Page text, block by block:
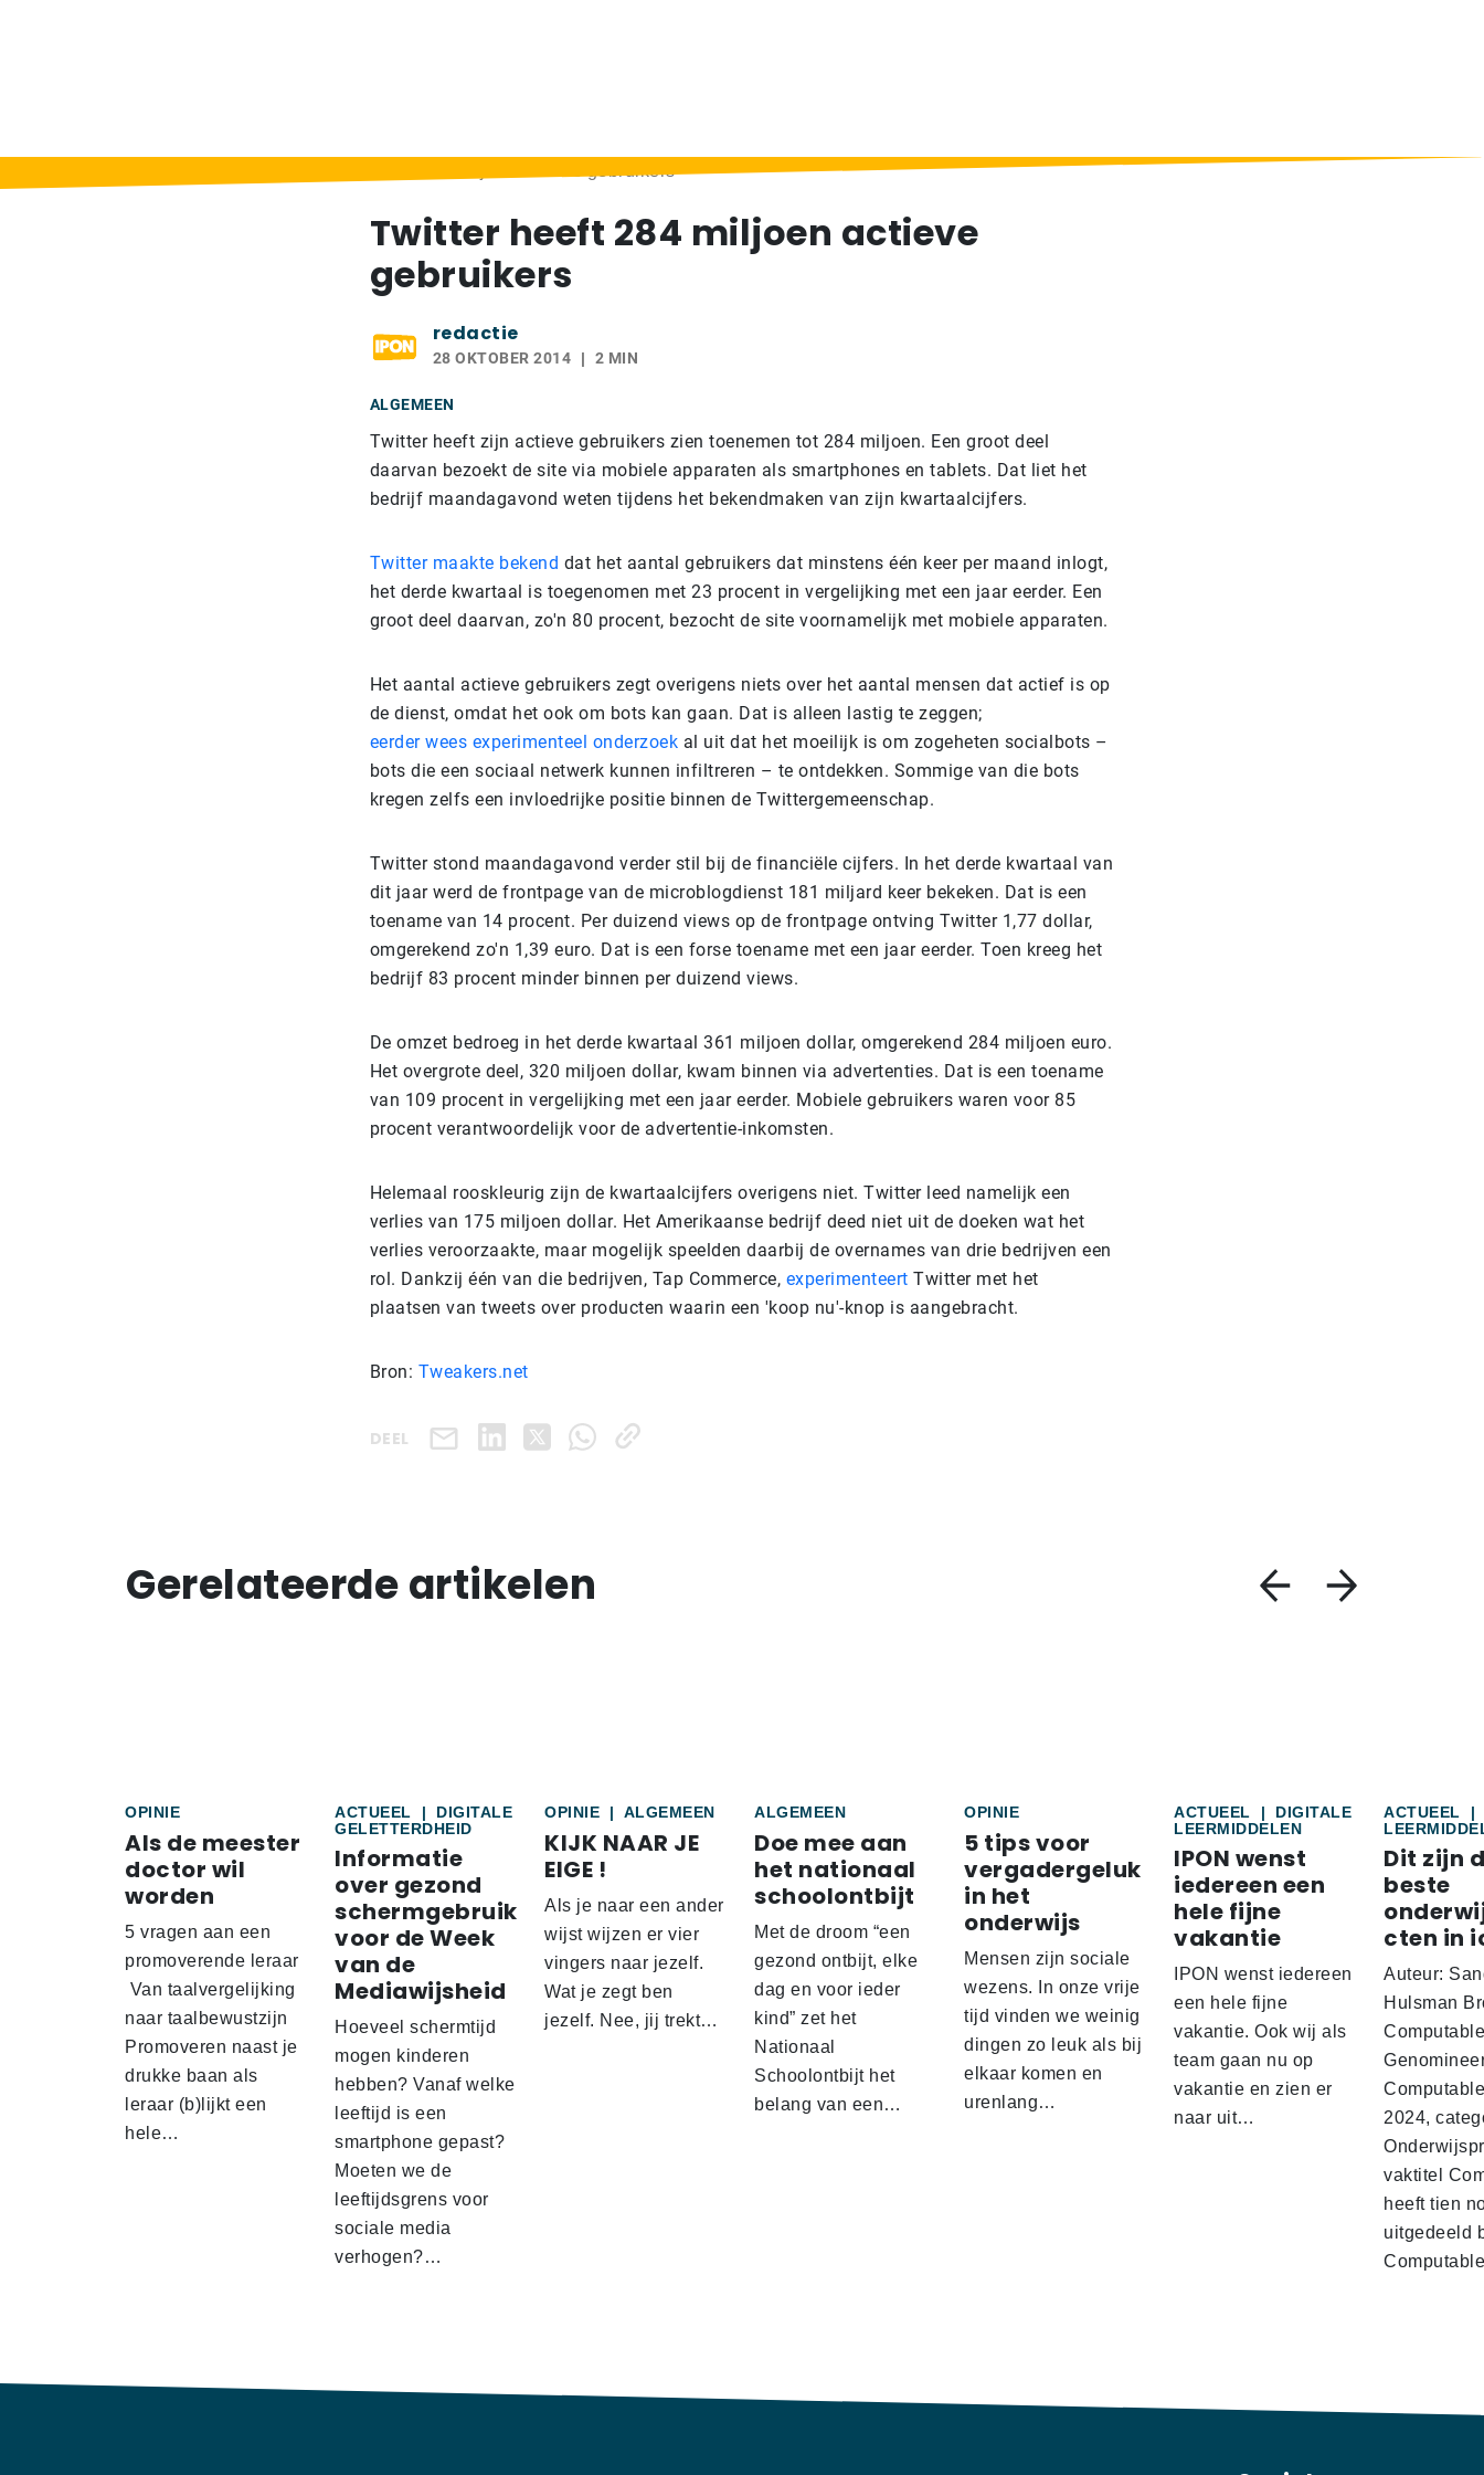
Twitter heeft 284 miljoen actieve gebruikers
Twitter heeft 284 miljoen actieve
gebruikers
redactie
28 OKTOBER 2014 2 MIN
ALGEMEEN
Twitter heeft zijn actieve gebruikers zien toenemen tot 284 miljoen. Een groot deel
daarvan bezoekt de site via mobiele apparaten als smartphones en tablets. Dat liet het
bedrijf maandagavond weten tijdens het bekendmaken van zijn kwartaalcijfers.
Twitter maakte bekend dat het aantal gebruikers dat minstens één keer per maand inlogt,
het derde kwartaal is toegenomen met 23 procent in vergelijking met een jaar eerder. Een
groot deel daarvan, zo'n 80 procent, bezocht de site voornamelijk met mobiele apparaten.
Het aantal actieve gebruikers zegt overigens niets over het aantal mensen dat actief is op
de dienst, omdat het ook om bots kan gaan. Dat is alleen lastig te zeggen;
eerder wees experimenteel onderzoek al uit dat het moeilijk is om zogeheten socialbots –
bots die een sociaal netwerk kunnen infiltreren – te ontdekken. Sommige van die bots
kregen zelfs een invloedrijke positie binnen de Twittergemeenschap.
Twitter stond maandagavond verder stil bij de financiële cijfers. In het derde kwartaal van
dit jaar werd de frontpage van de microblogdienst 181 miljard keer bekeken. Dat is een
toename van 14 procent. Per duizend views op de frontpage ontving Twitter 1,77 dollar,
omgerekend zo'n 1,39 euro. Dat is een forse toename met een jaar eerder. Toen kreeg het
bedrijf 83 procent minder binnen per duizend views.
De omzet bedroeg in het derde kwartaal 361 miljoen dollar, omgerekend 284 miljoen euro.
Het overgrote deel, 320 miljoen dollar, kwam binnen via advertenties. Dat is een toename
van 109 procent in vergelijking met een jaar eerder. Mobiele gebruikers waren voor 85
procent verantwoordelijk voor de advertentie-inkomsten.
Helemaal rooskleurig zijn de kwartaalcijfers overigens niet. Twitter leed namelijk een
verlies van 175 miljoen dollar. Het Amerikaanse bedrijf deed niet uit de doeken wat het
verlies veroorzaakte, maar mogelijk speelden daarbij de overnames van drie bedrijven een
rol. Dankzij één van die bedrijven, Tap Commerce, experimenteert Twitter met het
plaatsen van tweets over producten waarin een 'koop nu'-knop is aangebracht.
Bron: Tweakers.net
DEEL
Gerelateerde artikelen
OPINIE
Als de meester
doctor wil
worden
5 vragen aan een
promoverende leraar
Van taalvergelijking
naar taalbewustzijn
Promoveren naast je
drukke baan als
leraar (b)lijkt een
hele…
ACTUEEL |
DIGITALE
GELETTERDHEID
Informatie
over gezond
schermgebruik
voor de Week
van de
Mediawijsheid
Hoeveel schermtijd
mogen kinderen
hebben? Vanaf welke
leeftijd is een
smartphone gepast?
Moeten we de
leeftijdsgrens voor
sociale media
verhogen?…
OPINIE | ALGEMEEN
KIJK NAAR JE
EIGE !
Als je naar een ander
wijst wijzen er vier
vingers naar jezelf.
Wat je zegt ben
jezelf. Nee, jij trekt…
ALGEMEEN
Doe mee aan
het nationaal
schoolontbijt
Met de droom “een
gezond ontbijt, elke
dag en voor ieder
kind” zet het
Nationaal
Schoolontbijt het
belang van een…
OPINIE
5 tips voor
vergadergeluk
in het
onderwijs
Mensen zijn sociale
wezens. In onze vrije
tijd vinden we weinig
dingen zo leuk als bij
elkaar komen en
urenlang…
ACTUEEL |
DIGITALE
LEERMIDDELEN
IPON wenst
iedereen een
hele fijne
vakantie
IPON wenst iedereen
een hele fijne
vakantie. Ook wij als
team gaan nu op
vakantie en zien er
naar uit…
ACTUEEL
|
Dit zijn
beste
cten in
Auteur:
Hulsman
Computable
2024,
vaktitel
heeft tien
uitgedeeld